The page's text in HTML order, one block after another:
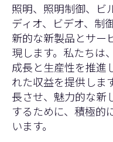
照明、照明制御、ビ
ディオ、ビデオ、制
新的な新製品とサー
現します。私たちは
成長と生産性を推進
れた収益を提供しま
長させ、魅力的な新
するために、積極的
います。